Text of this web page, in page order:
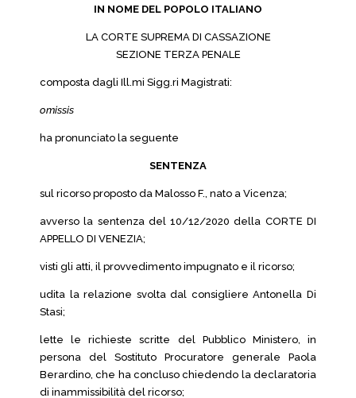
IN NOME DEL POPOLO ITALIANO
LA CORTE SUPREMA DI CASSAZIONE
SEZIONE TERZA PENALE
composta dagli Ill.mi Sigg.ri Magistrati:
omissis
ha pronunciato la seguente
SENTENZA
sul ricorso proposto da Malosso F., nato a Vicenza;
avverso la sentenza del 10/12/2020 della CORTE DI
APPELLO DI VENEZIA;
visti gli atti, il provvedimento impugnato e il ricorso;
udita la relazione svolta dal consigliere Antonella Di
Stasi;
lette le richieste scritte del Pubblico Ministero, in
persona del Sostituto Procuratore generale Paola
Berardino, che ha concluso chiedendo la declaratoria
di inammissibilità del ricorso;